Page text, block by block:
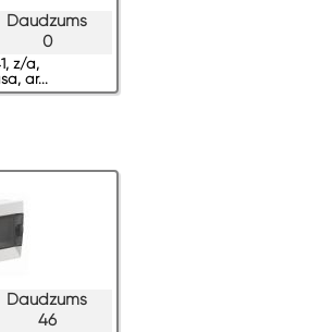
Daudzums
0
z/a,
ar...
Daudzums
46